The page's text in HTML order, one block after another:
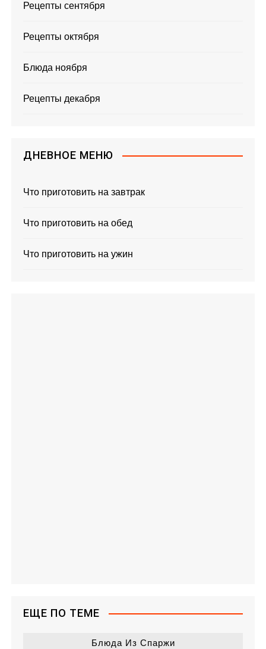
Рецепты сентября
Рецепты октября
Блюда ноября
Рецепты декабря
ДНЕВНОЕ МЕНЮ
Что приготовить на завтрак
Что приготовить на обед
Что приготовить на ужин
ЕЩЕ ПО ТЕМЕ
Блюда Из Спаржи